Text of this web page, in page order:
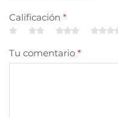
Calificación *
Tu comentario *